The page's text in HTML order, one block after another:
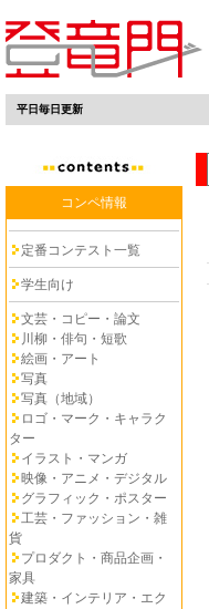
平日毎日更新
コンペ情報
定番コンテスト一覧
学生向け
文芸・コピー・論文
川柳・俳句・短歌
絵画・アート
写真
写真（地域）
ロゴ・マーク・キャラク
ター
イラスト・マンガ
映像・アニメ・デジタル
グラフィック・ポスター
工芸・ファッション・雑
貨
プロダクト・商品企画・
家具
建築・インテリア・エク